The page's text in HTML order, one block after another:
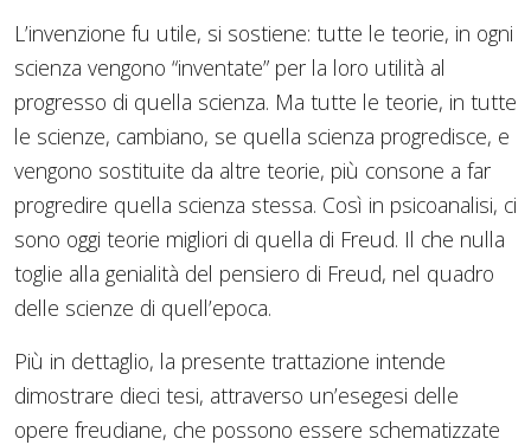
L’invenzione fu utile, si sostiene: tutte le teorie, in ogni
scienza vengono “inventate” per la loro utilità al
progresso di quella scienza. Ma tutte le teorie, in tutte
le scienze, cambiano, se quella scienza progredisce, e
vengono sostituite da altre teorie, più consone a far
progredire quella scienza stessa. Così in psicoanalisi, ci
sono oggi teorie migliori di quella di Freud. Il che nulla
toglie alla genialità del pensiero di Freud, nel quadro
delle scienze di quell’epoca.
Più in dettaglio, la presente trattazione intende
dimostrare dieci tesi, attraverso un’esegesi delle
opere freudiane, che possono essere schematizzate